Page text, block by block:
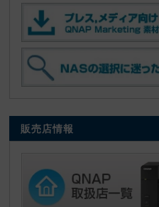
販売店情報